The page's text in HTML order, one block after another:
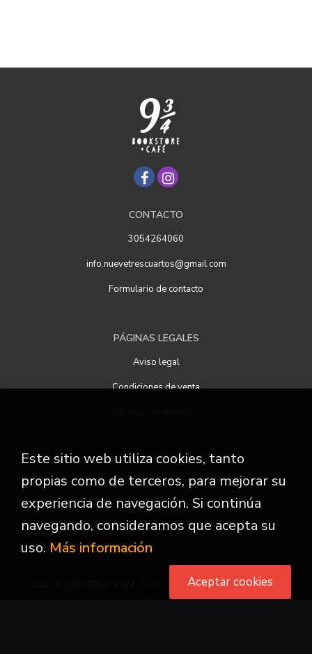
CONTACTO
3054264060
info.nuevetrescuartos@gmail.com
Formulario de contacto
PÁGINAS LEGALES
Aviso legal
Condiciones de venta
ATENCIÓN AL CLIENTE
Quiénes somos
Pedidos especiales
. Todos los Derechos Reservados
Este sitio web utiliza cookies, tanto
propias como de terceros, para mejorar su
experiencia de navegación. Si continúa
navegando, consideramos que acepta su
uso. Más información
Aceptar cookies